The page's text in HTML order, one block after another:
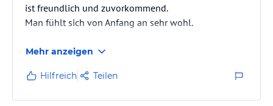
ist freundlich und zuvorkommend.
Man fühlt sich von Anfang an sehr wohl.
Mehr anzeigen
Hilfreich Teilen